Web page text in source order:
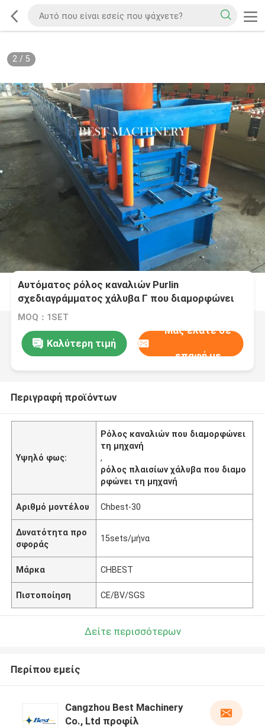
2/ 5
Αυτόματος ρόλος καναλιών Purlin
σχεδιαγράμματος χάλυβα Γ που διαμορφώνει
τη μηχανή 15kw 50HZ
MOQ：1SET
Καλύτερη τιμή
Μας ελάτε σε
επαφή με
Περιγραφή προϊόντων
Υψηλό φως:
Ρόλος καναλιών που διαμορφώνει
τη μηχανή
,
ρόλος πλαισίων χάλυβα που διαμο
ρφώνει τη μηχανή
Αριθμό μοντέλου Chbest-30
Δυνατότητα προ
σφοράς
15sets/μήνα
Μάρκα CHBEST
Πιστοποίηση CE/BV/SGS
Δείτε περισσότερων
Περίπου εμείς
Cangzhou Best Machinery
Co., Ltd προφίλ